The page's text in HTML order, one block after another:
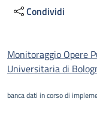
Condividi
Monitoraggio Opere
Universitaria di
banca dati in corso di